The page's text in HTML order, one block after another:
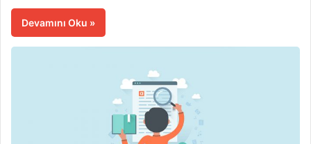
Devamını Oku »